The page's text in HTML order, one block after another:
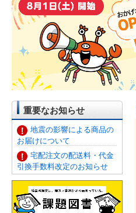
重要なお知らせ
地震の影響による商品の
お届けについて
宅配注文の配送料・代金
引換手数料改定のお知らせ